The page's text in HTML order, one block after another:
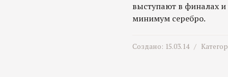
выступают в финалах и
минимум серебро.
Создано: 15.03.14 /